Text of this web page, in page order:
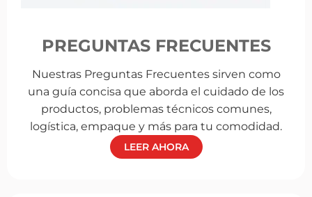
PREGUNTAS FRECUENTES
Nuestras Preguntas Frecuentes sirven como
una guía concisa que aborda el cuidado de los
productos, problemas técnicos comunes,
logística, empaque y más para tu comodidad.
LEER AHORA